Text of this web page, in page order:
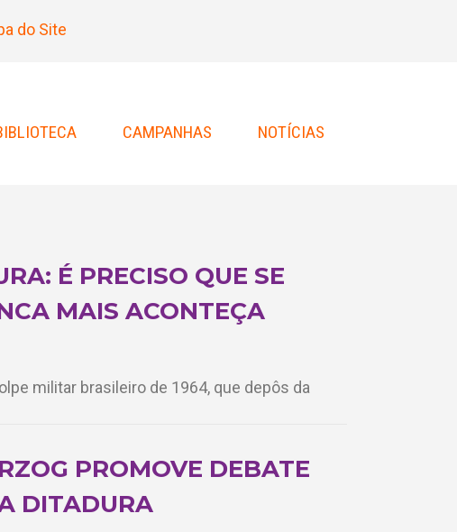
do Site
CAMPANHAS NOTÍCIAS
É PRECISO QUE SE
MAIS ACONTEÇA
militar brasileiro de 1964, que depôs da
PROMOVE DEBATE
DITADURA